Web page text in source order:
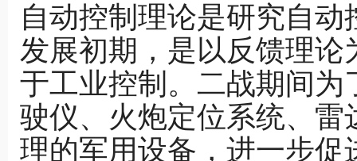
自动控制理论是研究自
发展初期，是以反馈理
于工业控制。二战期间
驶仪、火炮定位系统、
理的军用设备，进一步